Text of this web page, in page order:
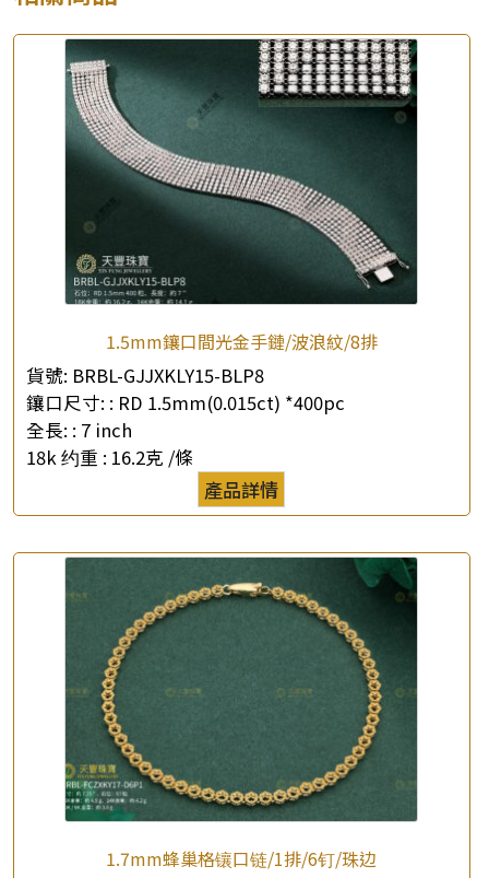
產品查詢
*你的名字
聯絡電話
查詢以下產品
1.5mm鑲口間光金手鏈/波浪紋/8排
貨號: BRBL-GJJXKLY15-BLP8
鑲口尺寸: : RD 1.5mm(0.015ct) *400pc
全長: : 7 inch
18k 约重 : 16.2克 /條
產品詳情
1.7mm蜂巢格镶口链/1排/6钉/珠边